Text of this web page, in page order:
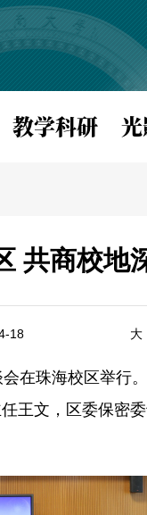
教学科研
共商校地
18 大
珠海校区举行
王文，区委保密